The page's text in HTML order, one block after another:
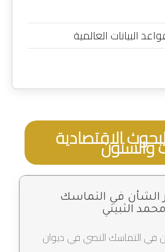
البيانات العالمية
الاقتصادية
والستون
الشأن في التماسك
الثبيتي
في التماسك النصي في ديوان